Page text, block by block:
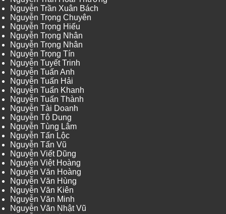
Nguyễn Trần Xuân Bách
Nguyễn Trọng Chuyên
Nguyễn Trọng Hiếu
Nguyễn Trọng Nhân
Nguyễn Trọng Nhân
Nguyễn Trọng Tín
Nguyễn Tuyết Trinh
Nguyễn Tuấn Anh
Nguyễn Tuấn Hải
Nguyễn Tuấn Khanh
Nguyễn Tuấn Thành
Nguyễn Tài Doanh
Nguyễn Tô Dung
Nguyễn Tùng Lâm
Nguyễn Tấn Lộc
Nguyễn Tấn Vũ
Nguyễn Viết Dũng
Nguyễn Việt Hoàng
Nguyễn Văn Hoàng
Nguyễn Văn Hùng
Nguyễn Văn Kiên
Nguyễn Văn Minh
Nguyễn Văn Nhật Vũ